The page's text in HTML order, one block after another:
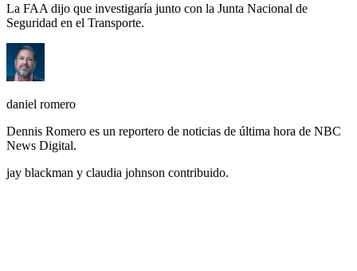
La FAA dijo que investigaría junto con la Junta Nacional de
Seguridad en el Transporte.
daniel romero
Dennis Romero es un reportero de noticias de última hora de NBC
News Digital.
jay blackman y claudia johnson contribuido.